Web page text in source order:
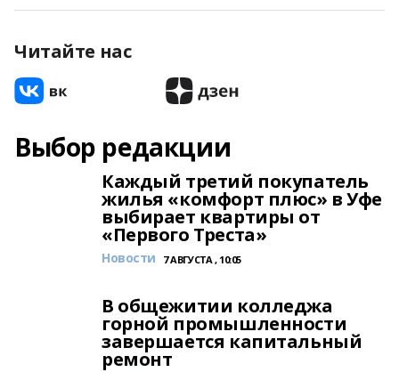
Читайте нас
Выбор редакции
Каждый третий покупатель
жилья «комфорт плюс» в Уфе
выбирает квартиры от
«Первого Треста»
Новости 7 АВГУСТА , 10:05
В общежитии колледжа
горной промышленности
завершается капитальный
ремонт